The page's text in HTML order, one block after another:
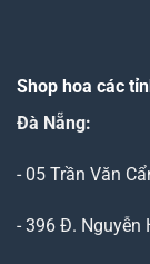
Shop hoa các
Đà Nẵng:
- 05 Trần Văn
- 396 Đ. Nguyễn